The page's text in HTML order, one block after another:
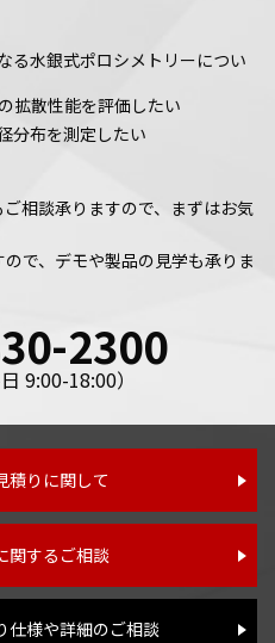
る水銀式ポロシメトリーについ
の拡散性能を評価したい
分布を測定したい
相談承りますので、まずはお気
で、デモや製品の見学も承りま
2300
9:00-18:00）
積りに関して
関するご相談
仕様や詳細のご相談